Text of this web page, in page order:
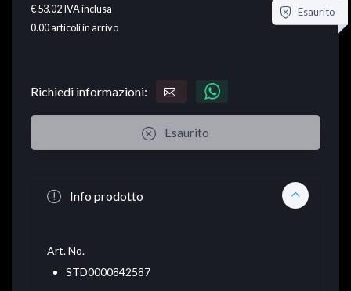
€ 53.02IVA inclusa
0.00articoli in arrivo
Esaurito
Richiedi informazioni:
Esaurito
Info prodotto
Art. No.
STD0000842587